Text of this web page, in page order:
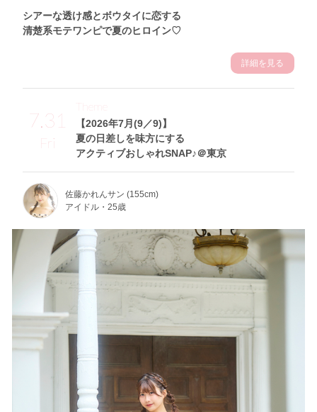
シアーな透け感とボウタイに恋する
清楚系モテワンピで夏のヒロイン♡
詳細を見る
7.31
Fri
【2026年7月(9／9)】
夏の日差しを味方にする
アクティブおしゃれSNAP♪＠東京
Theme
佐藤かれんサン (155cm)
アイドル・25歳